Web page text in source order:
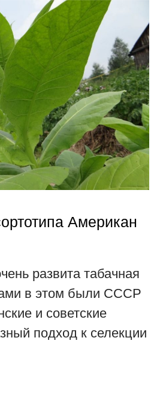
Американ
развита табачная
в этом были СССР
и советские
подход к селекции